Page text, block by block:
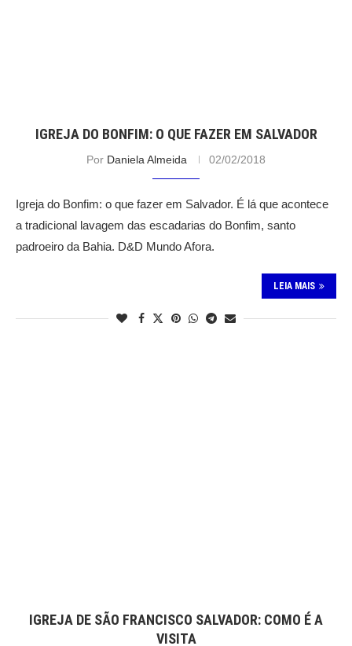
IGREJA DO BONFIM: O QUE FAZER EM SALVADOR
Por Daniela Almeida 02/02/2018
Igreja do Bonfim: o que fazer em Salvador. É lá que acontece
a tradicional lavagem das escadarias do Bonfim, santo
padroeiro da Bahia. D&D Mundo Afora.
LEIA MAIS
IGREJA DE SÃO FRANCISCO SALVADOR: COMO É A
VISITA